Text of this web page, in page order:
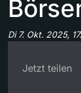
Di 7. Okt. 2025,
Jetzt teilen